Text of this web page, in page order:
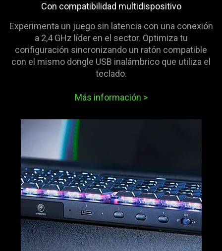
Con compatibilidad multidispositivo
Experimenta un juego sin latencia con una conexión
a 2,4 GHz líder en el sector. Optimiza tu
configuración sincronizando un ratón compatible
con el mismo dongle USB inalámbrico que utiliza el
teclado.
Más información >